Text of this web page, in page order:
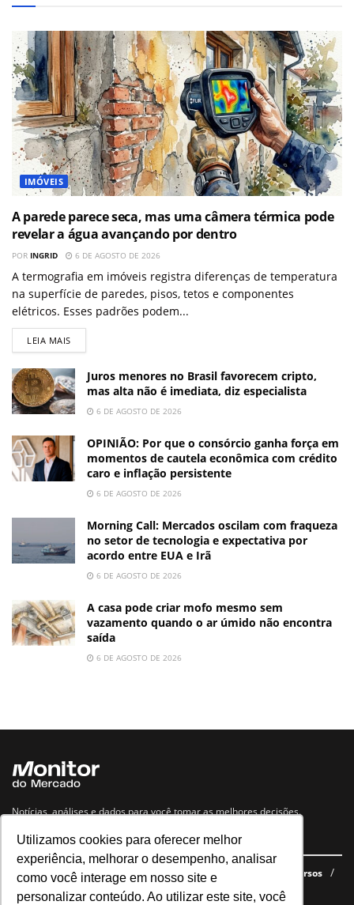
Utilizamos cookies para oferecer melhor
experiência, melhorar o desempenho, analisar
como você interage em nosso site e
personalizar conteúdo. Ao utilizar este site, você
IMÓVEIS
A parede parece seca, mas uma câmera térmica pode
revelar a água avançando por dentro
POR INGRID 6 DE AGOSTO DE 2026
A termografia em imóveis registra diferenças de temperatura
na superfície de paredes, pisos, tetos e componentes
elétricos. Esses padrões podem...
LEIA MAIS
Juros menores no Brasil favorecem cripto,
mas alta não é imediata, diz especialista
6 DE AGOSTO DE 2026
OPINIÃO: Por que o consórcio ganha força em
momentos de cautela econômica com crédito
caro e inflação persistente
6 DE AGOSTO DE 2026
Morning Call: Mercados oscilam com fraqueza
no setor de tecnologia e expectativa por
acordo entre EUA e Irã
6 DE AGOSTO DE 2026
A casa pode criar mofo mesmo sem
vazamento quando o ar úmido não encontra
saída
6 DE AGOSTO DE 2026
Notícias, análises e dados para você tomar as melhores decisões.
Navegue no site
Últimas notícias Quem somos E-books gratuitos
Cursos
Política de privacidade